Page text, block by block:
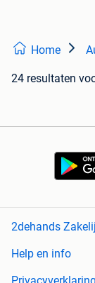
Home
24 resultaten
2dehands
Help en info